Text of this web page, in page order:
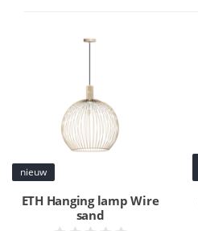
nieuw
ETH Hanging lamp Wire
sand